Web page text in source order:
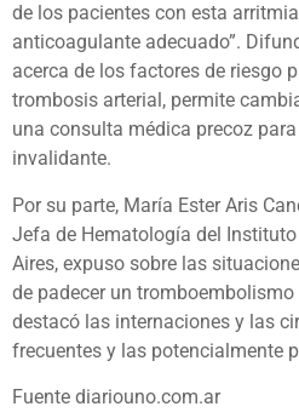
de los pacientes con esta
anticoagulante adecuado”.
acerca de los factores de riesgo
trombosis arterial, permite
una consulta médica precoz
invalidante.
Por su parte, María Ester Aris
Jefa de Hematología del
Aires, expuso sobre las
de padecer un tromboembolismo
destacó las internaciones y las
frecuentes y las potencialmente
Fuente diariouno.com.ar